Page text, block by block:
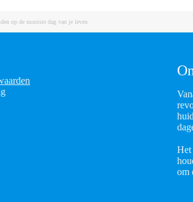
op de mooiste dag van je leven
Het
om